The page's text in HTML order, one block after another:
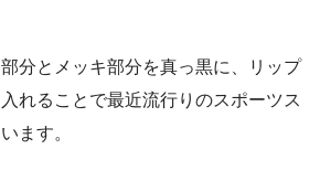
分とメッキ部分を真っ黒に、リップ
れることで最近流行りのスポーツス
ます。